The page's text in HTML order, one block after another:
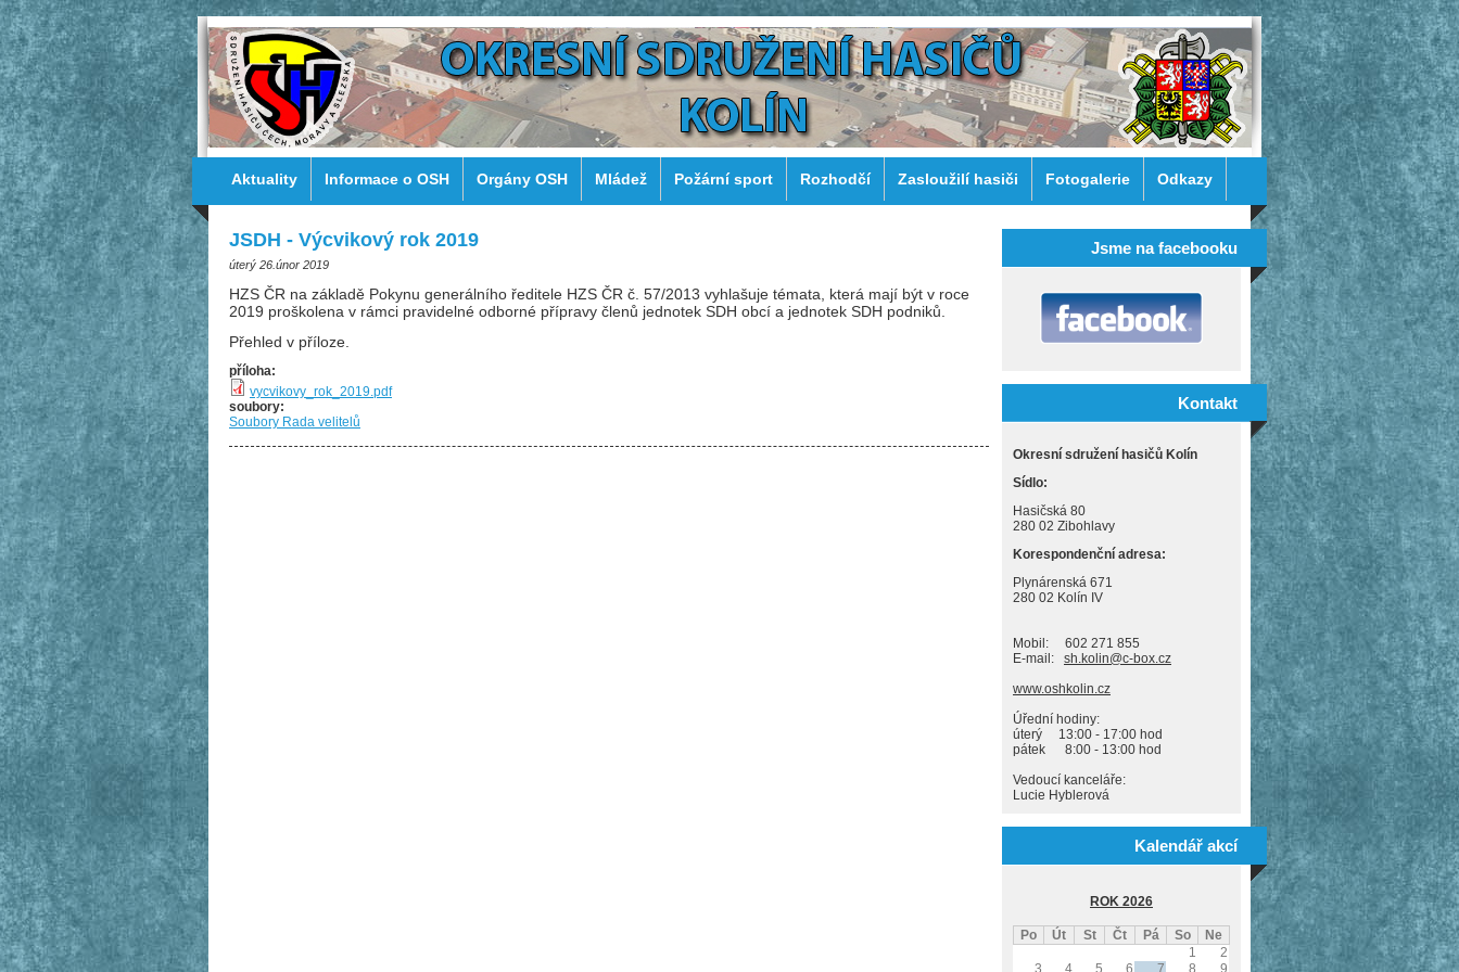
Aktuality Informace o OSH Orgány OSH Mládež Požární sport Rozhodčí Zasloužilí hasiči Fotogalerie Odkazy
JSDH - Výcvikový rok 2019
úterý 26.únor 2019
HZS ČR na základě Pokynu generálního ředitele HZS ČR č. 57/2013 vyhlašuje témata, která mají být v roce
2019 proškolena v rámci pravidelné odborné přípravy členů jednotek SDH obcí a jednotek SDH podniků.
Přehled v příloze.
příloha:
vycvikovy_rok_2019.pdf
soubory:
Soubory Rada velitelů
Jsme na facebooku
Kontakt
Okresní sdružení hasičů Kolín
Sídlo:
Hasičská 80
280 02 Zibohlavy
Korespondenční adresa:
Plynárenská 671
280 02 Kolín IV
Mobil: 602 271 855
E-mail: sh.kolin@c-box.cz
www.oshkolin.cz
Úřední hodiny:
úterý 13:00 - 17:00 hod
pátek 8:00 - 13:00 hod
Vedoucí kanceláře:
Lucie Hyblerová
Kalendář akcí
ROK 2026
Po Út St Čt Pá So
Ne
1
2